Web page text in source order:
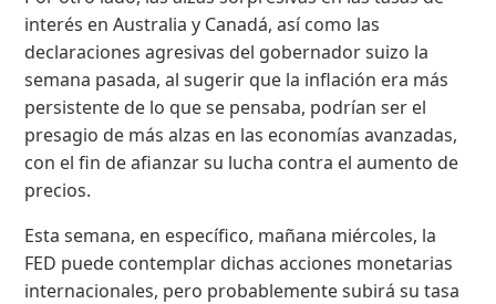
interés en Australia y Canadá, así como las
declaraciones agresivas del gobernador suizo la
semana pasada, al sugerir que la inflación era más
persistente de lo que se pensaba, podrían ser el
presagio de más alzas en las economías avanzadas,
con el fin de afianzar su lucha contra el aumento de
precios.
Esta semana, en específico, mañana miércoles, la
FED puede contemplar dichas acciones monetarias
internacionales, pero probablemente subirá su tasa